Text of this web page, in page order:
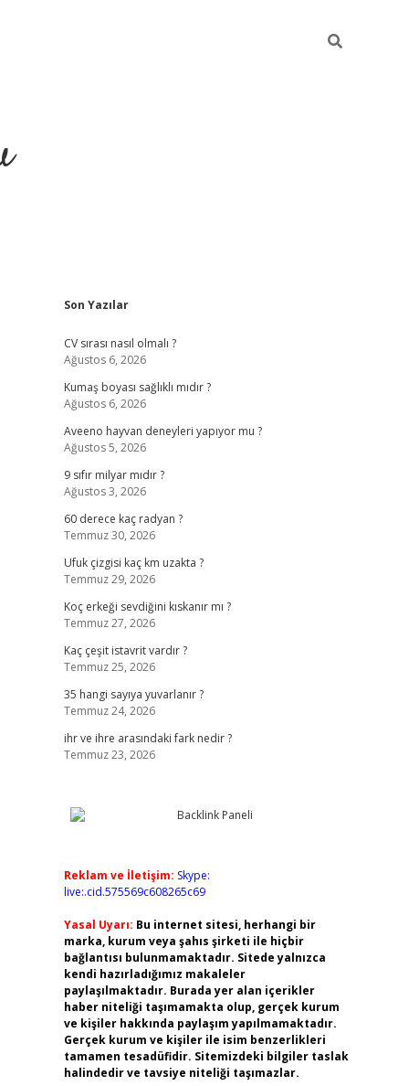
Sidebar
Son Yazılar
CV sırası nasıl olmalı ?
Ağustos 6, 2026
Kumaş boyası sağlıklı mıdır ?
Ağustos 6, 2026
Aveeno hayvan deneyleri yapıyor mu ?
Ağustos 5, 2026
9 sıfır milyar mıdır ?
Ağustos 3, 2026
60 derece kaç radyan ?
Temmuz 30, 2026
Ufuk çizgisi kaç km uzakta ?
Temmuz 29, 2026
Koç erkeği sevdiğini kıskanır mı ?
Temmuz 27, 2026
Kaç çeşit istavrit vardır ?
Temmuz 25, 2026
35 hangi sayıya yuvarlanır ?
Temmuz 24, 2026
ihr ve ihre arasındaki fark nedir ?
Temmuz 23, 2026
Reklam ve İletişim: Skype:
live:.cid.575569c608265c69
Yasal Uyarı: Bu internet sitesi, herhangi bir
marka, kurum veya şahıs şirketi ile hiçbir
bağlantısı bulunmamaktadır. Sitede yalnızca
kendi hazırladığımız makaleler
paylaşılmaktadır. Burada yer alan içerikler
haber niteliği taşımamakta olup, gerçek kurum
ve kişiler hakkında paylaşım yapılmamaktadır.
Gerçek kurum ve kişiler ile isim benzerlikleri
tamamen tesadüfidir. Sitemizdeki bilgiler taslak
halindedir ve tavsiye niteliği taşımazlar.